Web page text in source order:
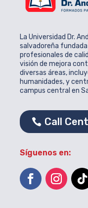
La Universidad Dr.
salvadoreña
profesionales de
visión de mejora
diversas áreas,
humanidades, y
campus central en
Call
Síguenos en: